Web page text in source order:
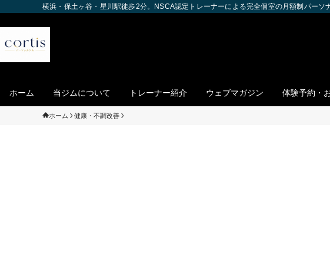
横浜・保土ヶ谷・星川駅徒歩2分。NSCA認定トレーナーによる完全個室の月額制パー
ホーム 当ジムについて トレーナー紹介 ウェブマガジン 体験予約・
ホーム 健康・不調改善